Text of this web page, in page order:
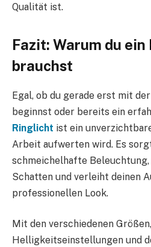
Qualität ist.
Fazit: Warum du
brauchst
Egal, ob du gerade erst mit
beginnst oder bereits ein
Ringlicht ist ein
Arbeit aufwerten wird. Es
schmeichelhafte
Schatten und verleiht deinen
professionellen Look.
Mit den verschiedenen Größen,
Helligkeitseinstellungen und